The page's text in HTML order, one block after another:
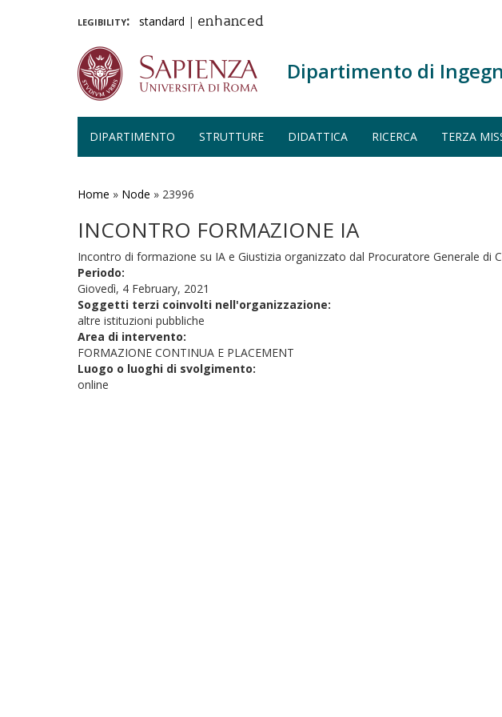
legibility: standard | enhanced
Dipartimento di
DIPARTIMENTO STRUTTURE DIDATTICA RICERCA TERZA
Home » Node » 23996
INCONTRO FORMAZIONE IA
Incontro di formazione su IA e Giustizia organizzato dal Procuratore Generale di
Periodo:
Giovedì, 4 February, 2021
Soggetti terzi coinvolti nell'organizzazione:
altre istituzioni pubbliche
Area di intervento:
FORMAZIONE CONTINUA E PLACEMENT
Luogo o luoghi di svolgimento:
online